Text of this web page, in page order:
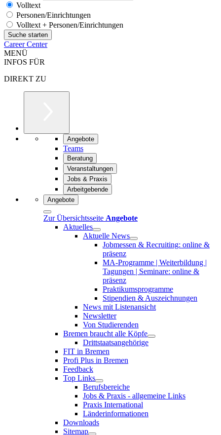
Volltext
Personen/Einrichtungen
Volltext + Personen/Einrichtungen
Career Center
MENÜ
INFOS FÜR
DIREKT ZU
Angebote
Teams
Beratung
Veranstaltungen
Jobs & Praxis
Arbeitgebende
Angebote
Zur Übersichtsseite Angebote
Aktuelles
Aktuelle News
Jobmessen & Recruiting: online &
präsenz
MA-Programme | Weiterbildung |
Tagungen | Seminare: online &
präsenz
Praktikumsprogramme
Stipendien & Auszeichnungen
News mit Listenansicht
Newsletter
Von Studierenden
Bremen braucht alle Köpfe
Drittstaatsangehörige
FIT in Bremen
Profi Plus in Bremen
Feedback
Top Links
Berufsbereiche
Jobs & Praxis - allgemeine Links
Praxis International
Länderinformationen
Downloads
Sitemap